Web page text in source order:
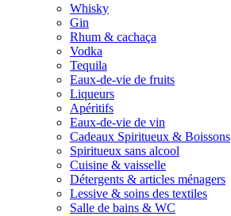
Whisky
Gin
Rhum & cachaça
Vodka
Tequila
Eaux-de-vie de fruits
Liqueurs
Apéritifs
Eaux-de-vie de vin
Cadeaux Spiritueux & Boissons
Spiritueux sans alcool
Cuisine & vaisselle
Détergents & articles ménagers
Lessive & soins des textiles
Salle de bains & WC